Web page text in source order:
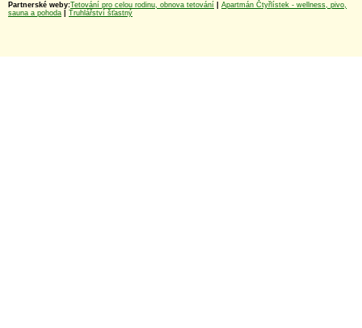
Partnerské weby:Tetování pro celou rodinu, obnova tetování
Apartmán Čtyřlístek - wellness, pivo,
sauna a pohoda
Truhlářství šťastný